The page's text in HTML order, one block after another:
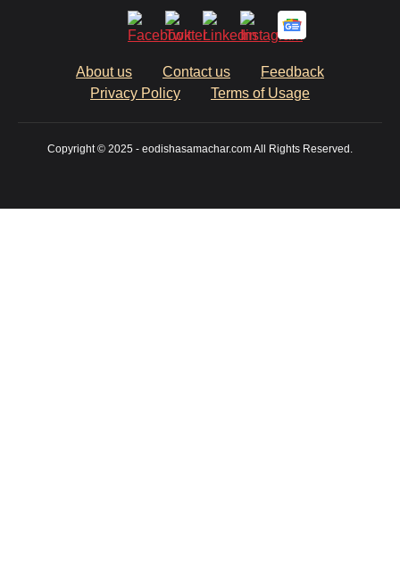
About us Contact us
Feedback
Privacy Policy
Terms of Usage
Copyright © 2025 - eodishasamachar.com All Rights Reserved.